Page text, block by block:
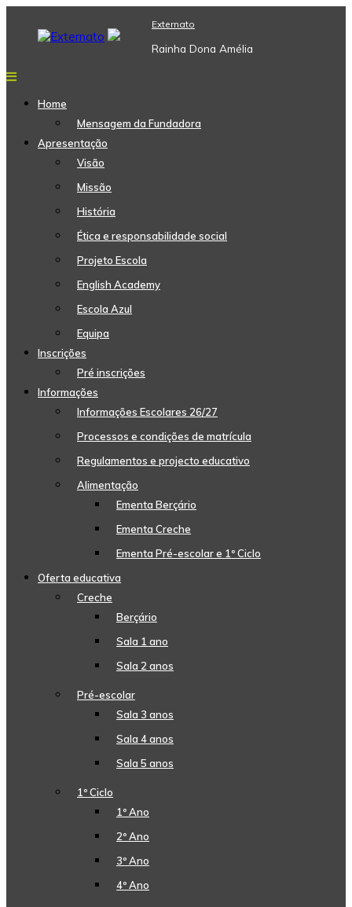
content
Externato
Rainha Dona Amélia
Home
Mensagem da Fundadora
Apresentação
Visão
Missão
História
Ética e responsabilidade social
Projeto Escola
English Academy
Escola Azul
Equipa
Inscrições
Pré inscrições
Informações
Informações Escolares 26/27
Processos e condições de matrícula
Regulamentos e projecto educativo
Alimentação
Ementa Berçário
Ementa Creche
Ementa Pré-escolar e 1º Ciclo
Oferta educativa
Creche
Berçário
Sala 1 ano
Sala 2 anos
Pré-escolar
Sala 3 anos
Sala 4 anos
Sala 5 anos
1º Ciclo
1º Ano
2º Ano
3º Ano
4º Ano